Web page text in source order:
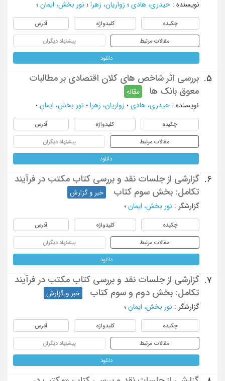
نویسنده : حیدری، هادی ؛ زواریان، زهرا ؛ نور بخش، ایمان ؛
چکیده کلیدواژه آدرس
مقالات مرتبط پیشنهاد دیگران
دانلود
5.
بررسی اثر شاخص های کلان اقتصادی بر مطالبات
معوق بانک ها
مقاله
نویسنده : حیدری، هادی ؛ زواریان، زهرا ؛ نور بخش، ایمان ؛
چکیده کلیدواژه آدرس
مقالات مرتبط پیشنهاد دیگران
دانلود
6.
گزارشی از جلسات نقد و بررسی کتاب مکتب در فرآیند
تکامل: بخش سوم کتاب
خبر و گزارش
گزارشگر : نور بخش، ایمان ؛
چکیده کلیدواژه آدرس
مقالات مرتبط پیشنهاد دیگران
دانلود
7.
گزارشی از جلسات نقد و بررسی کتاب مکتب در فرآیند
تکامل: بخش دوم و سوم کتاب
خبر و گزارش
گزارشگر : نور بخش، ایمان ؛
چکیده کلیدواژه آدرس
مقالات مرتبط پیشنهاد دیگران
دانلود